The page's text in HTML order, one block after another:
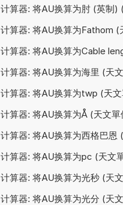
计算器: 将AU换算为肘 (英制)
计算器: 将AU换算为Fathom
计算器: 将AU换算为Cable
计算器: 将AU换算为海里 (天
计算器: 将AU换算为twp (天
计算器: 将AU换算为Å (天文
计算器: 将AU换算为西格巴恩
计算器: 将AU换算为pc (天文
计算器: 将AU换算为光秒 (天
计算器: 将AU换算为光分 (天